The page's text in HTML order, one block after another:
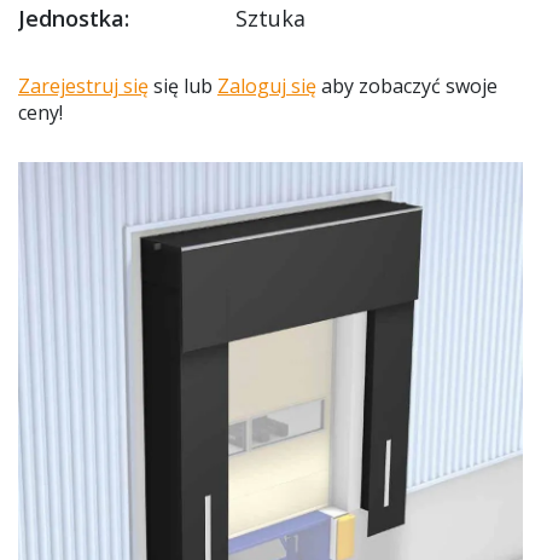
Jednostka:
Sztuka
Zarejestruj sięsię lub Zaloguj sięaby zobaczyć swoje
ceny!